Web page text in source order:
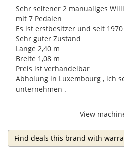
Sehr seltener 2 manualiges
mit 7 Pedalen
Es ist erstbesitzer und seit
Sehr guter Zustand
Lange 2,40 m
Breite 1,08 m
Preis ist verhandelbar
Abholung in Luxembourg , ich
unternehmen .
View
Find deals this brand with